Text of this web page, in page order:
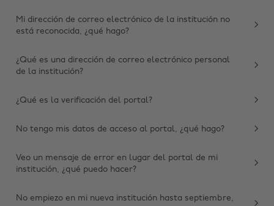
Mi dirección de correo electrónico de la institución no
está reconocida, ¿qué hago?
¿Qué es una dirección de correo electrónico personal
de la institución?
¿Qué es la verificación del portal?
No tengo mis datos de acceso al portal, ¿qué hago?
Veo un mensaje de error en lugar del portal de mi
institución, ¿qué puedo hacer?
No empiezo en mi nueva institución hasta septiembre,
Cambiar región
Australia
Belgique
Canada
New Zealand